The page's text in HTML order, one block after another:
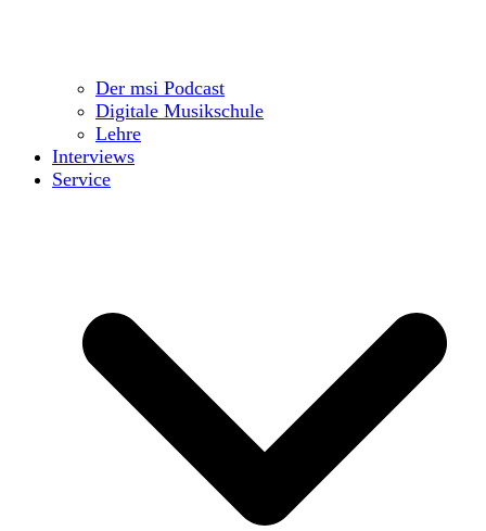
Der msi Podcast
Digitale Musikschule
Lehre
Interviews
Service